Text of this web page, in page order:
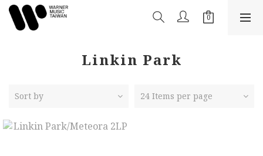
Linkin Park
Sort by 24 Items per page